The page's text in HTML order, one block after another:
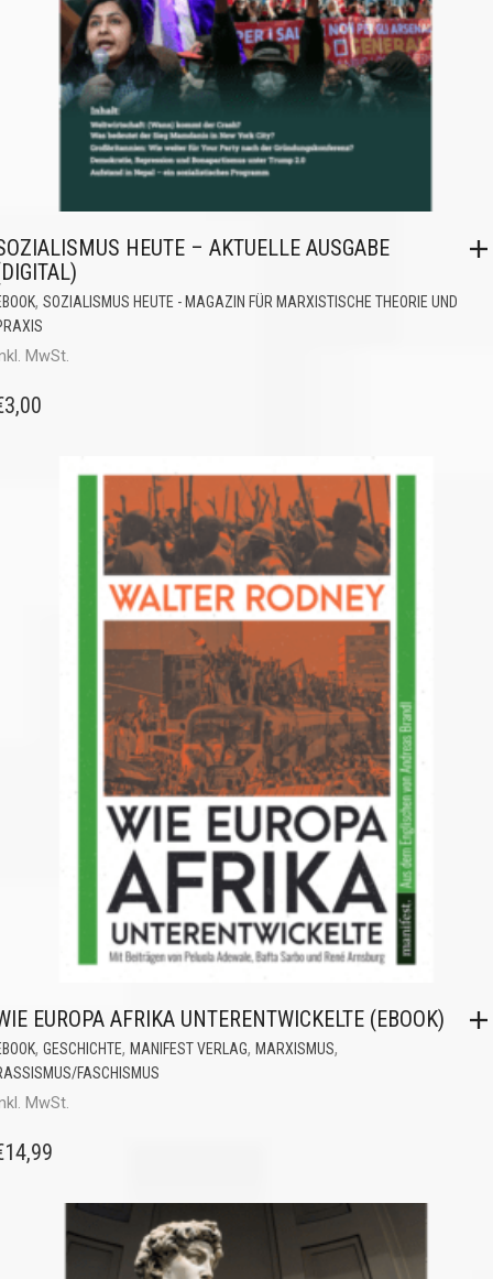
HEUTE – AKTUELLE AUSGABE
, SOZIALISMUS HEUTE - MAGAZIN FÜR MARXISTISCHE THEORIE UND
MwSt.
3,00
EUROPA AFRIKA UNTERENTWICKELTE (EBOOK)
, GESCHICHTE, MANIFEST VERLAG, MARXISMUS,
FASCHISMUS
MwSt.
14,99